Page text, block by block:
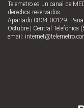
Telemetro es un canal de
derechos reservados.
Apartado 0834-00129,
Octubre | Central Telefónica
email: